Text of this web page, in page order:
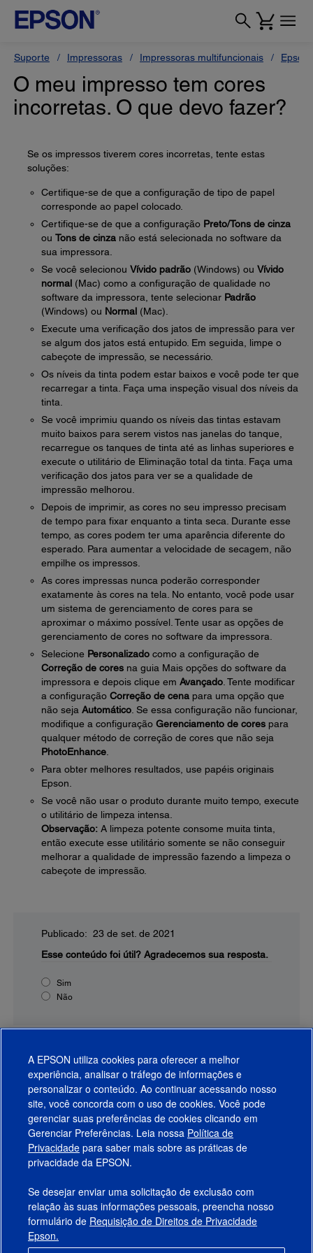
Suporte Impressoras Impressoras multifuncionais Epson
O meu impresso tem cores
incorretas. O que devo fazer?
Se os impressos tiverem cores incorretas, tente estas
soluções:
Certifique-se de que a configuração de tipo de papel
corresponde ao papel colocado.
Certifique-se de que a configuração Preto/Tons de cinza
ou Tons de cinza não está selecionada no software da
sua impressora.
Se você selecionou Vívido padrão (Windows) ou Vívido
normal (Mac) como a configuração de qualidade no
software da impressora, tente selecionar Padrão
(Windows) ou Normal (Mac).
Execute uma verificação dos jatos de impressão para ver
se algum dos jatos está entupido. Em seguida, limpe o
cabeçote de impressão, se necessário.
Os níveis da tinta podem estar baixos e você pode ter que
recarregar a tinta. Faça uma inspeção visual dos níveis da
tinta.
Se você imprimiu quando os níveis das tintas estavam
muito baixos para serem vistos nas janelas do tanque,
recarregue os tanques de tinta até as linhas superiores e
execute o utilitário de Eliminação total da tinta. Faça uma
verificação dos jatos para ver se a qualidade de
impressão melhorou.
Depois de imprimir, as cores no seu impresso precisam
de tempo para fixar enquanto a tinta seca. Durante esse
tempo, as cores podem ter uma aparência diferente do
esperado. Para aumentar a velocidade de secagem, não
empilhe os impressos.
As cores impressas nunca poderão corresponder
exatamente às cores na tela. No entanto, você pode usar
um sistema de gerenciamento de cores para se
aproximar o máximo possível. Tente usar as opções de
gerenciamento de cores no software da impressora.
Selecione Personalizado como a configuração de
Correção de cores na guia Mais opções do software da
impressora e depois clique em Avançado . Tente modificar
a configuração Correção de cena para uma opção que
não seja Automático . Se essa configuração não funcionar,
modifique a configuração Gerenciamento de cores para
qualquer método de correção de cores que não seja
PhotoEnhance
Para obter melhores resultados, use papéis originais
Epson.
Se você não usar o produto durante muito tempo, execute
o utilitário de limpeza intensa.
Observação: A limpeza potente consome muita tinta,
então execute esse utilitário somente se não conseguir
melhorar a qualidade de impressão fazendo a limpeza o
cabeçote de impressão.
Publicado: 23 de set. de 2021
Esse conteúdo foi útil? Agradecemos sua resposta.
Sim
Não
Produtos
Suporte
Links Sugeridos
Empresa
A EPSON utiliza cookies para oferecer a melhor
experiência, analisar o tráfego de informações e
personalizar o conteúdo. Ao continuar acessando nosso
site, você concorda com o uso de cookies. Você pode
gerenciar suas preferências de cookies clicando em
Gerenciar Preferências. Leia nossa Política de
Privacidade para saber mais sobre as práticas de
privacidade da EPSON.
Se desejar enviar uma solicitação de exclusão com
relação às suas informações pessoais, preencha nosso
formulário de Requisição de Direitos de Privacidade
Epson.